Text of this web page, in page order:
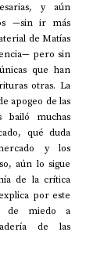
y aún
—sin ir más
de Matías
pero sin
que han
otras. La
apogeo de las
bailó muchas
qué duda
y los
aún lo sigue
de la crítica
por este
de miedo a
de las